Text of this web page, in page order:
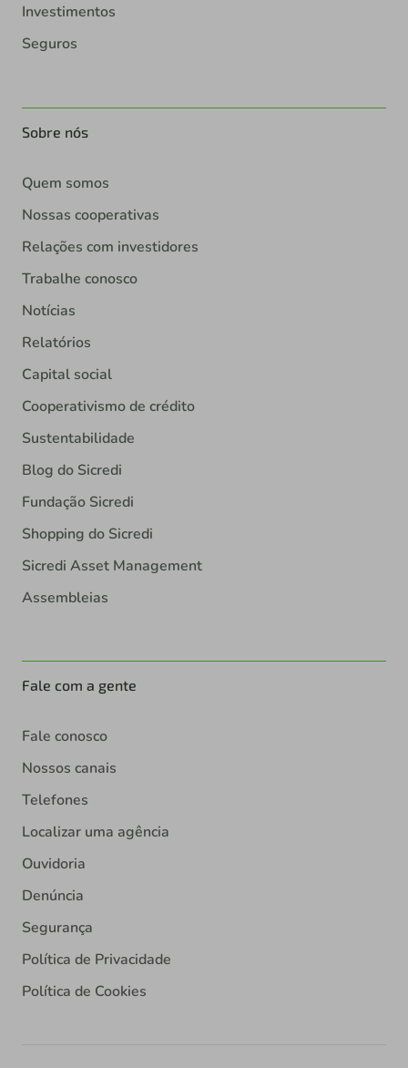
Investimentos
Seguros
Sobre nós
Quem somos
Nossas cooperativas
Relações com investidores
Trabalhe conosco
Notícias
Relatórios
Capital social
Cooperativismo de crédito
Sustentabilidade
Blog do Sicredi
Fundação Sicredi
Shopping do Sicredi
Sicredi Asset Management
Assembleias
Fale com a gente
Fale conosco
Nossos canais
Telefones
Localizar uma agência
Ouvidoria
Denúncia
Segurança
Política de Privacidade
Política de Cookies